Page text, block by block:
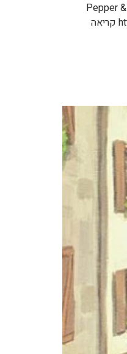
כמה הבהרות: 1. אני יודע שזה אתר פוקימון. 2. אני יודע שזה לא תוכן פוקימון. 3. אני עדיין רוצה לפרסם את זה פה. תהנו. = = = = = שם: פלפל וגזר / פפר וקארוט / Pepper &
Carrot אמן: דיויד רבוי / David Revoy קישור: https://www.peppercarrot.com/ קישור לכל הפרקים מתורגמים לעברית: https://pocketmonsters.co.il/?p=116997 קריאה